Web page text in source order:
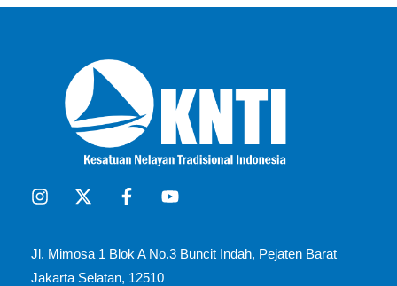
Jl. Mimosa 1 Blok A No.3 Buncit Indah, Pejaten Barat
Jakarta Selatan, 12510​